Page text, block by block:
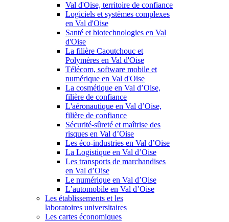
Val d'Oise, territoire de confiance
Logiciels et systèmes complexes
en Val d'Oise
Santé et biotechnologies en Val
d'Oise
La filière Caoutchouc et
Polymères en Val d'Oise
Télécom, software mobile et
numérique en Val d'Oise
La cosmétique en Val d’Oise,
filière de confiance
L'aéronautique en Val d’Oise,
filière de confiance
Sécurité-sûreté et maîtrise des
risques en Val d’Oise
Les éco-industries en Val d’Oise
La Logistique en Val d’Oise
Les transports de marchandises
en Val d’Oise
Le numérique en Val d’Oise
L’automobile en Val d’Oise
Les établissements et les
laboratoires universitaires
Les cartes économiques